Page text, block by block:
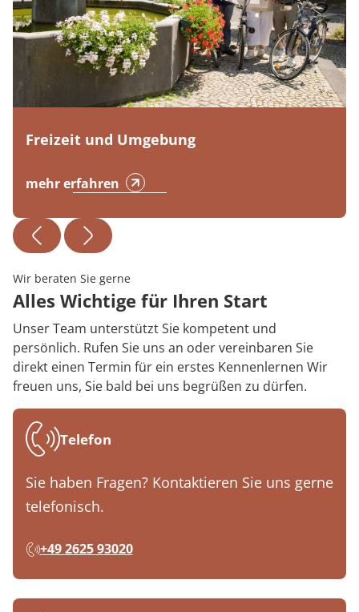
Freizeit und Umgebung
mehr erfahren
Wir beraten Sie gerne
Alles Wichtige für Ihren Start
Unser Team unterstützt Sie kompetent und
persönlich. Rufen Sie uns an oder vereinbaren Sie
direkt einen Termin für ein erstes Kennenlernen Wir
freuen uns, Sie bald bei uns begrüßen zu dürfen.
Telefon
Sie haben Fragen? Kontaktieren Sie uns gerne
telefonisch.
+49 2625 93020